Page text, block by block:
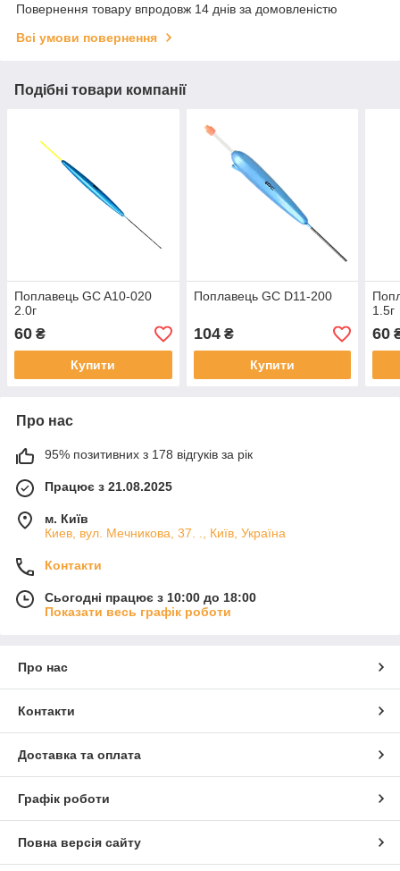
Повернення товару впродовж 14 днів за домовленістю
Всі умови повернення
Подібні товари компанії
Поплавець GC A10-020
2.0г
60 ₴
Купити
Поплавець GC D11-200
104₴
Купити
1.5г
60
Про нас
95% позитивних з 178 відгуків за рік
Працює з 21.08.2025
м. Київ
Киев, вул. Мечникова, 37. ., Київ, Україна
Контакти
Сьогодні працює з 10:00 до 18:00
Показати весь графік роботи
Про нас
Контакти
Доставка та оплата
Графік роботи
Повна версія сайту